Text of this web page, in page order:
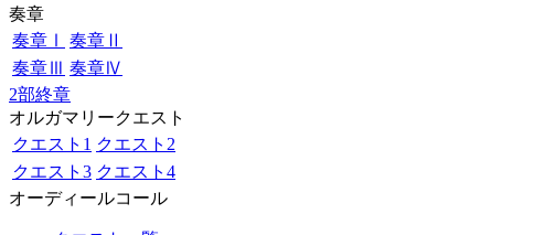
奏章
奏章Ⅰ
奏章Ⅱ
奏章Ⅲ 奏章Ⅳ
2部終章
オルガマリークエスト
クエスト1 クエスト2
クエスト3 クエスト4
オーディールコール